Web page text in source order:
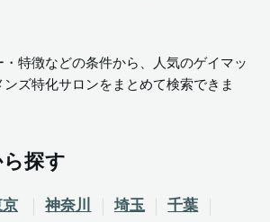
特徴などの条件から、人気のゲイマッ
ズ特化サロンをまとめて検索できま
探す
神奈川 埼玉
千葉